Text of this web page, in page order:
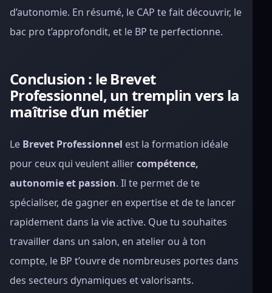
d’autonomie. En résumé, le CAP te fait découvrir, le
bac pro t’approfondit, et le BP te perfectionne.
Conclusion : le Brevet
Professionnel, un tremplin vers la
maîtrise d’un métier
Le Brevet Professionnel est la formation idéale
pour ceux qui veulent alliercompétence,
autonomie et passion. Il te permet de te
spécialiser, de gagner en expertise et de te lancer
rapidement dans la vie active. Que tu souhaites
travailler dans un salon, en atelier ou à ton
compte, le BP t’ouvre de nombreuses portes dans
des secteurs dynamiques et valorisants.